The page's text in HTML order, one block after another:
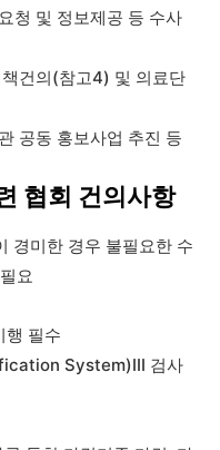
청 및 정보제공 등 수사
건의(참고4) 및 의료단
공동 홍보사업 추진 등
협회 건의사항
경미한 경우 불필요한 수
요
필수
System)III 검사